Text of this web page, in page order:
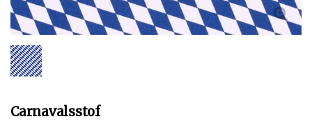
Carnavalsstof